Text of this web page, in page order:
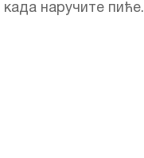
наручите пиће.